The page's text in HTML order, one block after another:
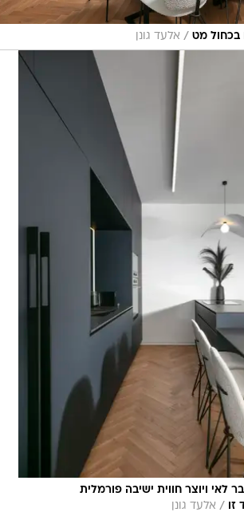
בכחול מט / אלעד גונן
לאי ויוצר חווית ישיבה פורמלית
זו
/ אלעד גונן